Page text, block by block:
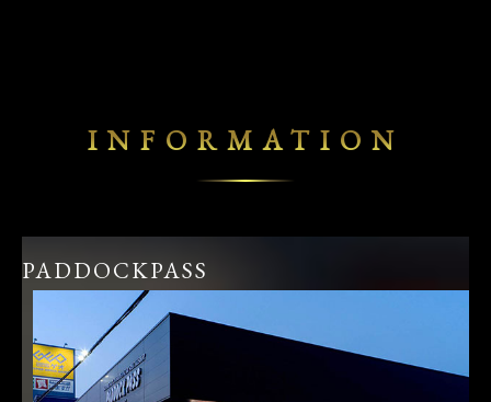
INFORMATION
PADDOCKPASS